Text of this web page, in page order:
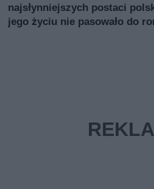
najsłynniejszych postaci
jego życiu nie pasowało do